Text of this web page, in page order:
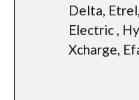
Delta,
Electric ,
Xcharge,